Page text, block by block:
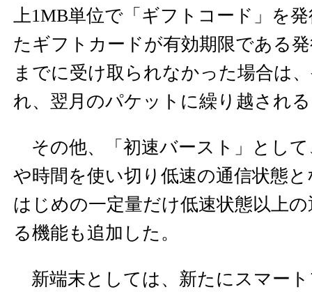
上1MB単位で「ギフトコード」を
たギフトカードが有効期限である
までに受け取られなかった場合は
れ、翌月のパケットに繰り越され
その他、「初速バースト」として
や時間を使い切り低速の通信状態
はじめの一定量だけ低速状態以上
る機能も追加した。
新端末としては、新たにスマート